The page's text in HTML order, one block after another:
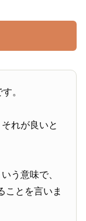
。
れが良いと
いう意味で、
ことを言いま